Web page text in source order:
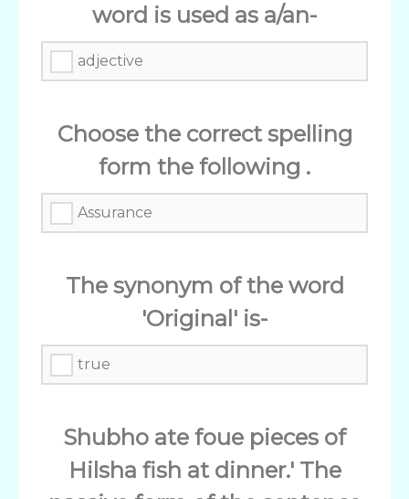
word is used as a/an-
adjective
Choose the correct spelling
form the following .
Assurance
The synonym of the word
'Original' is-
true
Shubho ate foue pieces of
Hilsha fish at dinner.' The